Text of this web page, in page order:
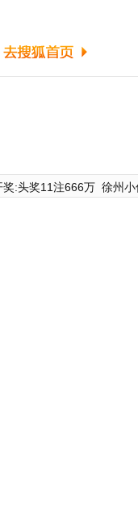
:头奖11注666万 徐州